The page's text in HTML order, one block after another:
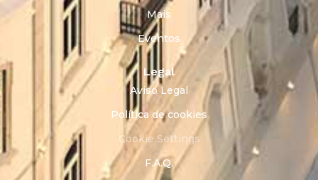
Mais
Eventos
Legal
Aviso Legal
Política de cookies
Cookie Settings
F.A.Q.